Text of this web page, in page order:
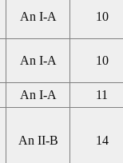
An I-A 10
An I-A 10
An I-A 11
An II-B 14